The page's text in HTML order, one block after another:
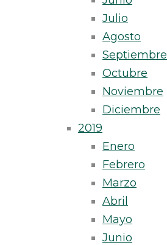
Julio
Agosto
Septiembre
Octubre
Noviembre
Diciembre
2019
Enero
Febrero
Marzo
Abril
Mayo
Junio